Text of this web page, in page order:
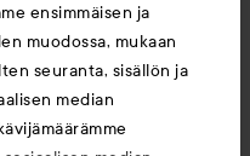
ensimmäisen ja
muodossa, mukaan
seuranta, sisällön ja
median